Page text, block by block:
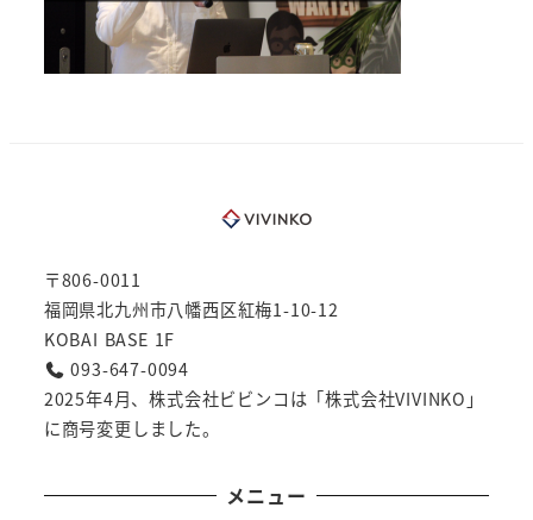
〒806-0011
福岡県北九州市八幡西区紅梅1-10-12
KOBAI BASE 1F
093-647-0094
2025年4月、株式会社ビビンコは「株式会社VIVINKO」
に商号変更しました。
メニュー